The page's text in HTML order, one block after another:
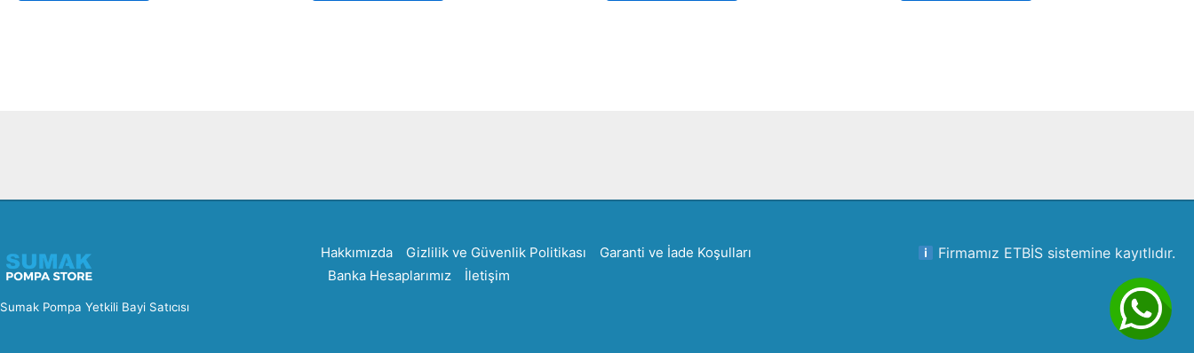
Sumak Pompa Yetkili Bayi Satıcısı
Hakkımızda Gizlilik ve Güvenlik Politikası
Garanti ve İade Koşulları
Banka Hesaplarımız
İletişim
Firmamız ETBİS sistemine kayıtlıdır.